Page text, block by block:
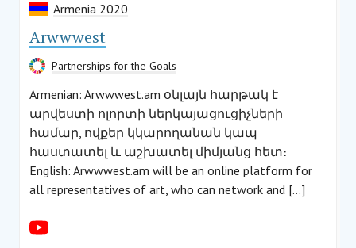
Armenia 2020
Arwwwest
Partnerships for the Goals
Armenian: Arwwwest.am օնլայն հարթակ է
արվեստի ոլորտի ներկայացուցիչների
համար, ովքեր կկարողանան կապ
հաստատել և աշխատել միմյանց հետ։
English: Arwwwest.am will be an online platform for
all representatives of art, who can network and […]